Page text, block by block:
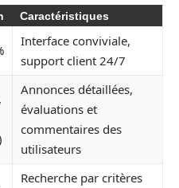
Caractéristiques
Interface conviviale,
support client 24/7
Annonces détaillées,
évaluations et
commentaires des
utilisateurs
Recherche par critères